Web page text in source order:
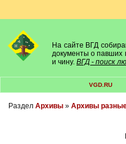
На сайте ВГД
документы о павших
и чину. ВГД - поиск
VGD.RU
Раздел Архивы» Архивы